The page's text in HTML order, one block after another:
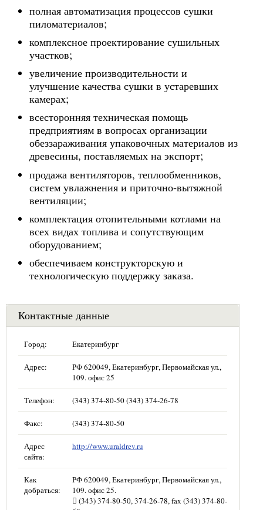
полная автоматизация процессов сушки
пиломатериалов;
комплексное проектирование сушильных
участков;
увеличение производительности и
улучшение качества сушки в устаревших
камерах;
всесторонняя техническая помощь
предприятиям в вопросах организации
обеззараживания упаковочных материалов из
древесины, поставляемых на экспорт;
продажа вентиляторов, теплообменников,
систем увлажнения и приточно-вытяжной
вентиляции;
комплектация отопительными котлами на
всех видах топлива и сопутствующим
оборудованием;
обеспечиваем конструкторскую и
технологическую поддержку заказа.
Контактные данные
Город: Екатеринбург
Адрес:
РФ 620049, Екатеринбург, Первомайская ул.,
109. офис 25
Телефон: (343) 374-80-50 (343) 374-26-78
Факс: (343) 374-80-50
Адрес
сайта:
http://www.uraldrev.ru
Как
добраться:
РФ 620049, Екатеринбург, Первомайская ул.,
109. офис 25.
 (343) 374-80-50, 374-26-78, fax (343) 374-80-